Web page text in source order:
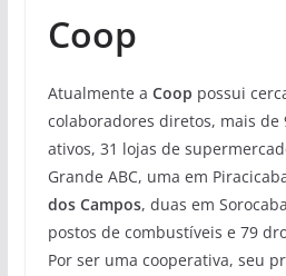
Coop
Atualmente a Coop possui
colaboradores diretos, mais de
ativos, 31 lojas de
Grande ABC, uma em
dos Campos, duas em
postos de combustíveis e 79
Por ser uma cooperativa, seu